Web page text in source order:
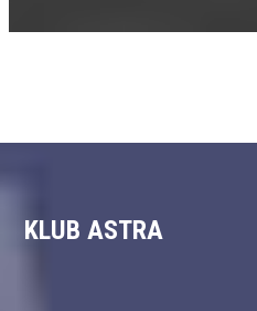
KLUB ASTRA